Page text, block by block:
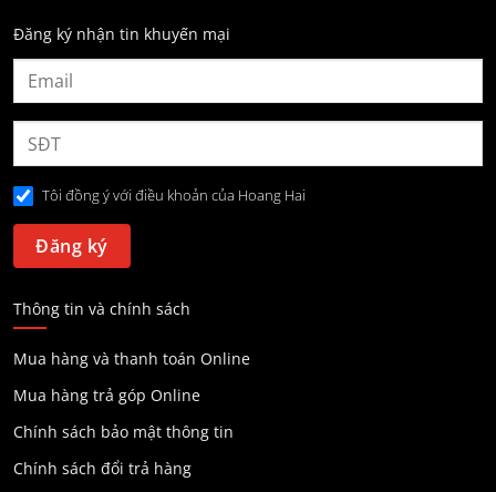
Đăng ký nhận tin khuyến mại
Tôi đồng ý với điều khoản của Hoang Hai
Thông tin và chính sách
Mua hàng và thanh toán Online
Mua hàng trả góp Online
Chính sách bảo mật thông tin
Chính sách đổi trả hàng